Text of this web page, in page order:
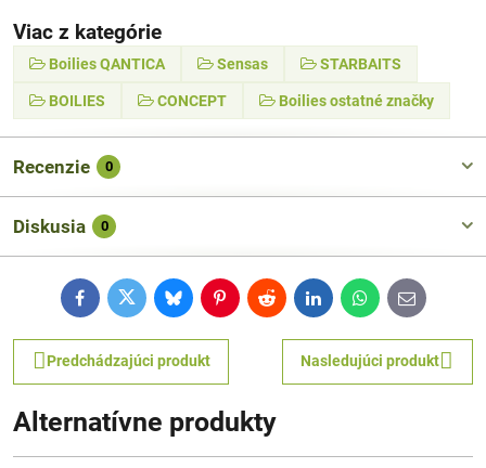
Viac z kategórie
Boilies QANTICA Sensas STARBAITS
BOILIES CONCEPT Boilies ostatné značky
Recenzie 0
Diskusia 0
FacebookTwitterBlueskyPinterestRedditLinkedInWhatsApp
E-
mail
Predchádzajúci produkt Nasledujúci produkt
Alternatívne produkty